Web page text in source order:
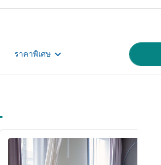
ราคาพิเศษ
ดูรายละเอียด